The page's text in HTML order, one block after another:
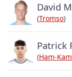
David
(Tromso)
Patrick
(Ham-Kam